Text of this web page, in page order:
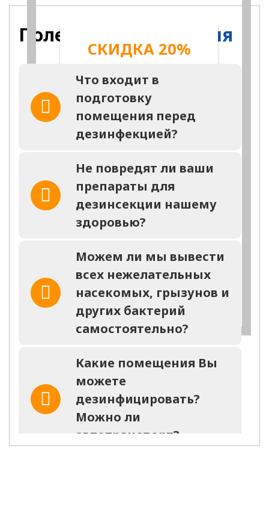
СКИДКА 20%
в день обращения
Заполните форму и мы
перезвоним Вам через 2
минуты
Отправка заявки ни к чему не обязыват,
Полезная информация
Что входит в
подготовку
помещения перед
дезинфекцией?
Не повредят ли ваши
препараты для
дезинсекции нашему
здоровью?
Можем ли мы вывести
всех нежелательных
насекомых, грызунов и
других бактерий
самостоятельно?
Какие помещения Вы
можете
дезинфицировать?
Можно ли
автотранспорт?